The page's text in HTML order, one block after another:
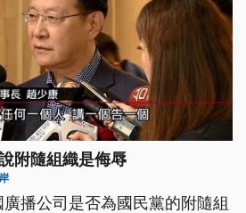
附隨組織是侮辱
播公司是否為國民黨的附隨組